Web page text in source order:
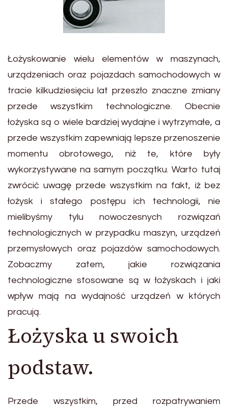
Łożyskowanie wielu elementów w maszynach,
urządzeniach oraz pojazdach samochodowych w
tracie kilkudziesięciu lat przeszło znaczne zmiany
przede wszystkim technologiczne. Obecnie
łożyska są o wiele bardziej wydajne i wytrzymałe, a
przede wszystkim zapewniają lepsze przenoszenie
momentu obrotowego, niż te, które były
wykorzystywane na samym początku. Warto tutaj
zwrócić uwagę przede wszystkim na fakt, iż bez
łożysk i stałego postępu ich technologii, nie
mielibyśmy tylu nowoczesnych rozwiązań
technologicznych w przypadku maszyn, urządzeń
przemysłowych oraz pojazdów samochodowych.
Zobaczmy zatem, jakie rozwiązania
technologiczne stosowane są w łożyskach i jaki
wpływ mają na wydajność urządzeń w których
pracują.
Łożyska u swoich
podstaw.
Przede wszystkim, przed rozpatrywaniem